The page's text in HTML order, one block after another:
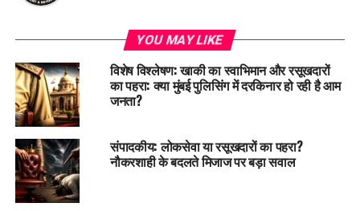
YOU MAY LIKE
विशेष विश्लेषण: खाकी का स्वाभिमान और रसूखदारों
का पहरा: क्या मुंबई पुलिसिंग में दरकिनार हो रही है आम
जनता?
संपादकीय: लोकसेवा या रसूखदारों का पहरा?
नौकरशाही के बदलते मिजाज पर बड़ा सवाल